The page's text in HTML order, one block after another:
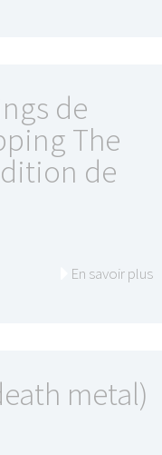
de
The
de
En savoir plus
metal)